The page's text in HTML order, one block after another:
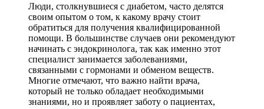
Люди, столкнувшиеся с диабетом, часто делятся
своим опытом о том, к какому врачу стоит
обратиться для получения квалифицированной
помощи. В большинстве случаев они рекомендуют
начинать с эндокринолога, так как именно этот
специалист занимается заболеваниями,
связанными с гормонами и обменом веществ.
Многие отмечают, что важно найти врача,
который не только обладает необходимыми
знаниями, но и проявляет заботу о пациентах,